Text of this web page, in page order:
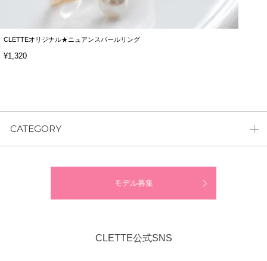
CLETTEオリジナル★ニュアンスパールリング
¥1,320
CATEGORY
モデル募集
CLETTE公式SNS